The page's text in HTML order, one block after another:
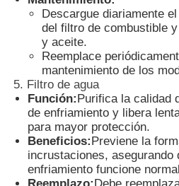
Conjunto de generador diesel
Conjunto de generadores de
sistema de generador del cng
Accesorios para generadores
Descargue diariamente
del filtro de combustible
y aceite.
Reemplace
mantenimiento de los
5. Filtro de agua
Función:Purifica la calidad
de enfriamiento y libera
para mayor protección.
Beneficios:Previene la
incrustaciones, asegurando
enfriamiento funcione
Reemplazo:Debe